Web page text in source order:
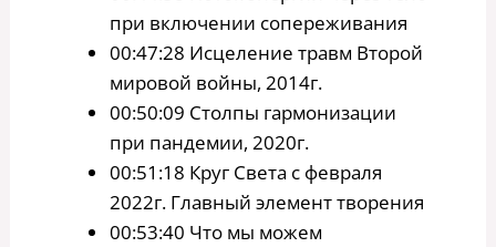
при включении сопереживания
00:47:28 Исцеление травм Второй
мировой войны, 2014г.
00:50:09 Столпы гармонизации
при пандемии, 2020г.
00:51:18 Круг Света с февраля
2022г. Главный элемент творения
00:53:40 Что мы можем